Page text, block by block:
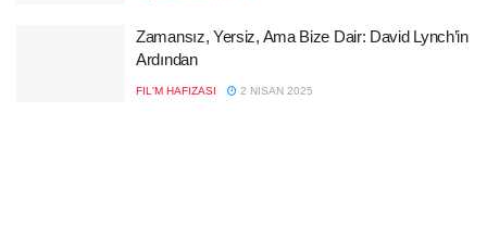
Zamansız, Yersiz, Ama Bize Dair: David Lynch’in
Ardından
FIL'M HAFIZASI 2 NISAN 2025